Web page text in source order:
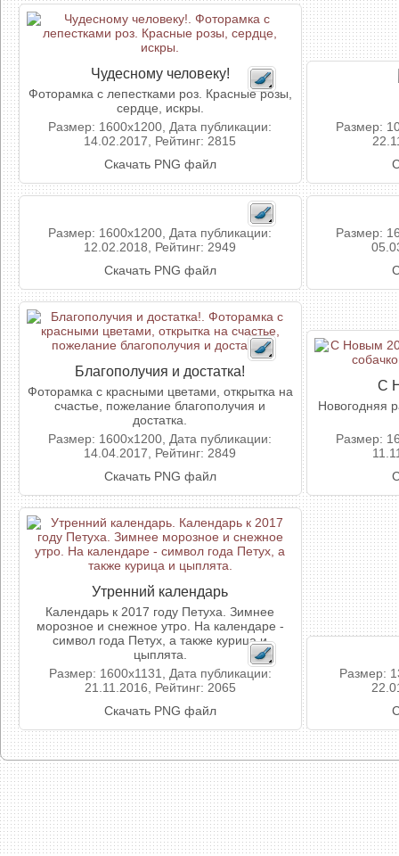
Чудесному человеку!
Фоторамка с лепестками роз. Красные розы,
сердце, искры.
Размер: 1600x1200, Дата публикации:
14.02.2017, Рейтинг: 2815
Скачать PNG файл
Размер:
Размер: 1600x1200, Дата публикации:
12.02.2018, Рейтинг: 2949
Скачать PNG файл
Размер:
Благополучия и достатка!
Фоторамка с красными цветами, открытка на
счастье, пожелание благополучия и
достатка.
Размер: 1600x1200, Дата публикации:
14.04.2017, Рейтинг: 2849
Скачать PNG файл
С
Новогодняя
Размер:
Утренний календарь
Календарь к 2017 году Петуха. Зимнее
морозное и снежное утро. На календаре -
символ года Петух, а также курица и
цыплята.
Размер: 1600x1131, Дата публикации:
21.11.2016, Рейтинг: 2065
Скачать PNG файл
Размер: